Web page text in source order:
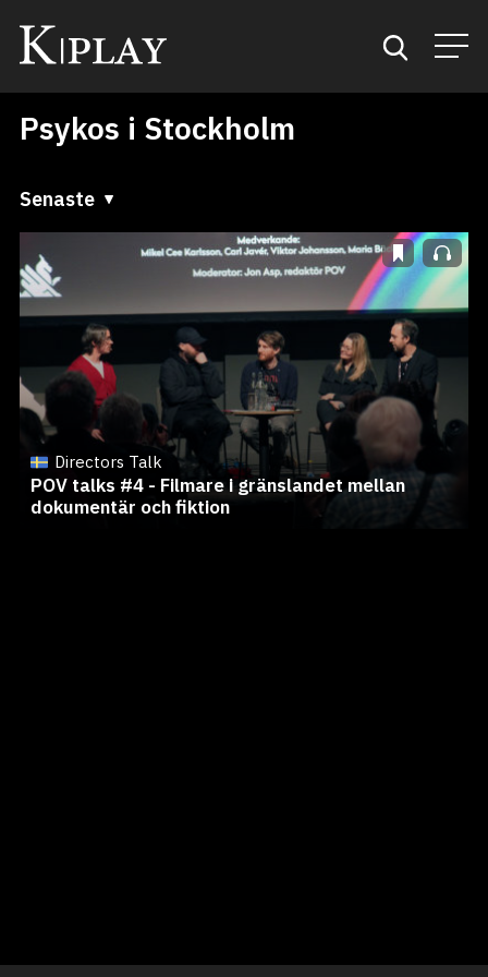
Start
Sök
Kategorier
Mina favoriter
Psykos i Stockholm
Senaste
Senaste
A till Ö
Directors Talk
POV talks #4 - Filmare i gränslandet mellan
dokumentär och fiktion